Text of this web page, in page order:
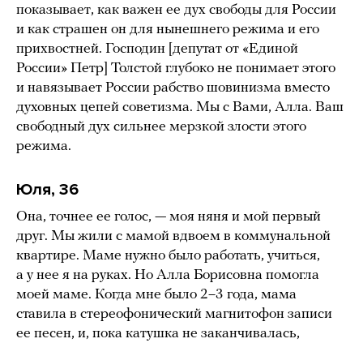
показывает, как важен ее дух свободы для России
и как страшен он для нынешнего режима и его
прихвостней. Господин [депутат от «Единой
России» Петр] Толстой глубоко не понимает этого
и навязывает России рабство шовинизма вместо
духовных цепей советизма. Мы с Вами, Алла. Ваш
свободный дух сильнее мерзкой злости этого
режима.
Юля, 36
Она, точнее ее голос, — моя няня и мой первый
друг. Мы жили с мамой вдвоем в коммунальной
квартире. Маме нужно было работать, учиться,
а у нее я на руках. Но Алла Борисовна помогла
моей маме. Когда мне было 2–3 года, мама
ставила в стереофонический магнитофон записи
ее песен, и, пока катушка не заканчивалась,